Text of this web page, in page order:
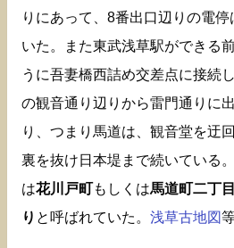
りにあって、8番出口辺りの電
いた。また東武浅草駅ができる
うに吾妻橋西詰め交差点に接続
の観音通り辺りから雷門通りに
り、つまり馬道は、観音堂を迂
裏を抜け日本堤まで続いている。
は花川戸町もしくは馬道町二丁目
り と呼ばれていた。 浅草古地図